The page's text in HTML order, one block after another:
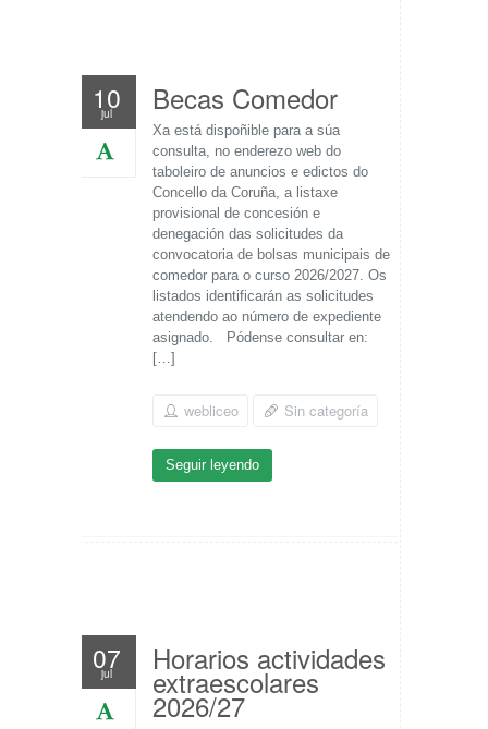
10
jul Becas Comedor
Xa está dispoñible para a súa
consulta, no enderezo web do
taboleiro de anuncios e edictos do
Concello da Coruña, a listaxe
provisional de concesión e
denegación das solicitudes da
convocatoria de bolsas municipais de
comedor para o curso 2026/2027. Os
listados identificarán as solicitudes
atendendo ao número de expediente
asignado. Pódense consultar en:
[…]
webliceo Sin categoría
Seguir leyendo
07
jul Horarios actividades
extraescolares
2026/27